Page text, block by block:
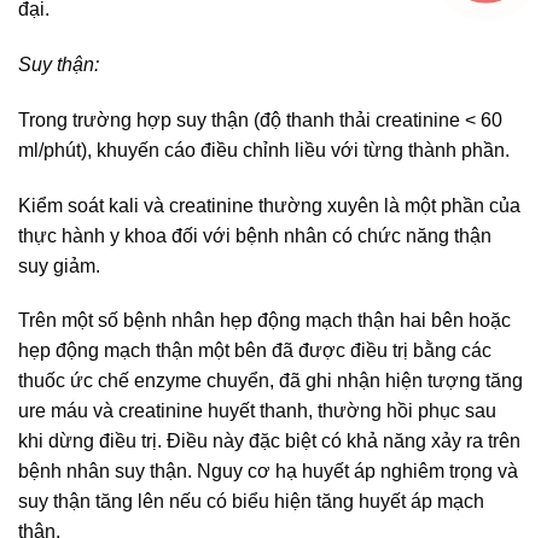
đại.
Suy thận:
Trong trường hợp suy thận (độ thanh thải creatinine < 60
ml/phút), khuyến cáo điều chỉnh liều với từng thành phần.
Kiểm soát kali và creatinine thường xuyên là một phần của
thực hành y khoa đối với bệnh nhân có chức năng thận
suy giảm.
Trên một số bệnh nhân hẹp động mạch thận hai bên hoặc
hẹp động mạch thận một bên đã được điều trị bằng các
thuốc ức chế enzyme chuyển, đã ghi nhận hiện tượng tăng
ure máu và creatinine huyết thanh, thường hồi phục sau
khi dừng điều trị. Điều này đặc biệt có khả năng xảy ra trên
bệnh nhân suy thận. Nguy cơ hạ huyết áp nghiêm trọng và
suy thận tăng lên nếu có biểu hiện tăng huyết áp mạch
thận.